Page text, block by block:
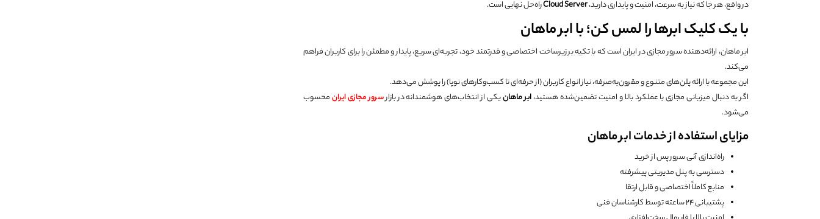
در واقع، هر جا که نیاز به سرعت، امنیت و پایداری دارید،Cloud Serverراه‌حل نهایی است.
با یک کلیک ابرها را لمس کن؛ با ابر ماهان
ابر ماهان، ارائه‌دهنده سرور مجازی در ایران است که با تکیه بر زیرساخت اختصاصی و قدرتمند خود، تجربه‌ای سریع، پایدار و مطمئن را برای کاربران فراهم
می‌کند.
این مجموعه با ارائه پلن‌های متنوع و مقرون‌به‌صرفه، نیاز انواع کاربران (از حرفه‌ای تا کسب‌وکارهای نوپا) را پوشش می‌دهد.
اگر به دنبال میزبانی مجازی با عملکرد بالا و امنیت تضمین‌شده هستید،ابر ماهانیکی از انتخاب‌های هوشمندانه در بازارسرور مجازی ایرانمحسوب
می‌شود.
مزایای استفاده از خدمات ابر ماهان
راه‌اندازی آنی سرور پس از خرید
دسترسی به پنل مدیریتی پیشرفته
منابع کاملاً اختصاصی و قابل ارتقا
پشتیبانی ۲۴ ساعته توسط کارشناسان فنی